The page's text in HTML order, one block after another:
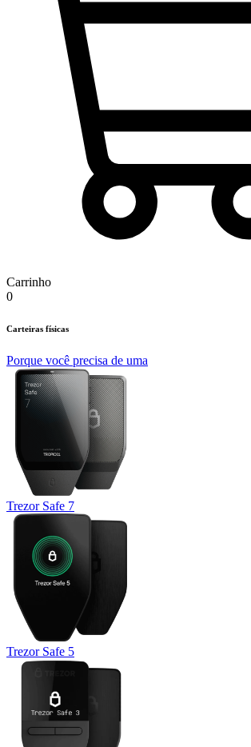
Carrinho
0
Carteiras físicas
Porque você precisa de uma
Trezor Safe 7
Trezor Safe 5